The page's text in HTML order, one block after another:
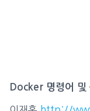
Docker 명령어 및